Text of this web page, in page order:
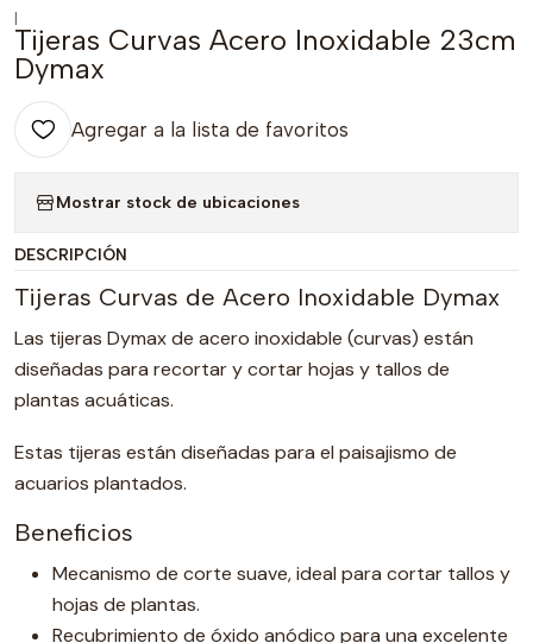
|
Tijeras Curvas Acero Inoxidable 23cm
Dymax
Agregar a la lista de favoritos
Mostrar stock de ubicaciones
DESCRIPCIÓN
Tijeras Curvas de Acero Inoxidable Dymax
Las tijeras Dymax de acero inoxidable (curvas) están
diseñadas para recortar y cortar hojas y tallos de
plantas acuáticas.
Estas tijeras están diseñadas para el paisajismo de
acuarios plantados.
Beneficios
Mecanismo de corte suave, ideal para cortar tallos y
hojas de plantas.
Recubrimiento de óxido anódico para una excelente